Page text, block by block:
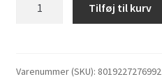
-
Tilføj til kurv
Varenummer (SKU): 8019227276992